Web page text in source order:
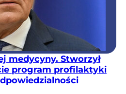
medycyny. Stworzył
program profilaktyki